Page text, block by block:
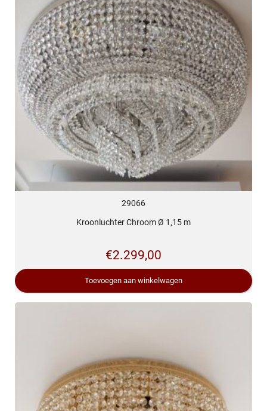
29066
Kroonluchter Chroom Ø 1,15 m
€2.299,00
Toevoegen aan winkelwagen